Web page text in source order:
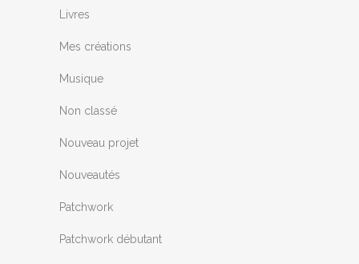
Livres
Mes créations
Musique
Non classé
Nouveau projet
Nouveautés
Patchwork
Patchwork débutant